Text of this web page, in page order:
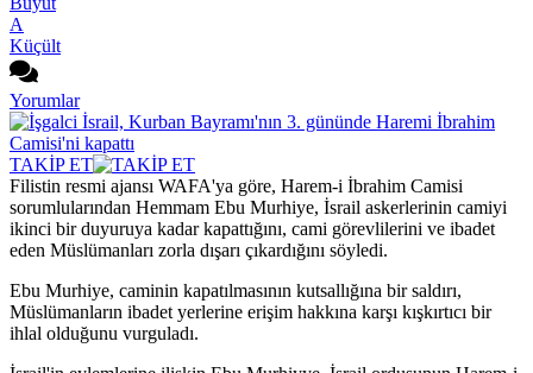
A
Küçült
Yorumlar
TAKİP ET
Filistin resmi ajansı WAFA'ya göre, Harem-i İbrahim Camisi
sorumlularından Hemmam Ebu Murhiye, İsrail askerlerinin camiyi
ikinci bir duyuruya kadar kapattığını, cami görevlilerini ve ibadet
eden Müslümanları zorla dışarı çıkardığını söyledi.
Ebu Murhiye, caminin kapatılmasının kutsallığına bir saldırı,
Müslümanların ibadet yerlerine erişim hakkına karşı kışkırtıcı bir
ihlal olduğunu vurguladı.